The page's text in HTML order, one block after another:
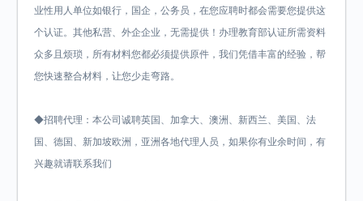
业性用人单位如银行，国企，公务员，在您应聘时都会需要您提供这
个认证。其他私营、外企企业，无需提供！办理教育部认证所需资料
众多且烦琐，所有材料您都必须提供原件，我们凭借丰富的经验，帮
您快速整合材料，让您少走弯路。
◆招聘代理：本公司诚聘英国、加拿大、澳洲、新西兰、美国、法
国、德国、新加坡欧洲，亚洲各地代理人员，如果你有业余时间，有
兴趣就请联系我们